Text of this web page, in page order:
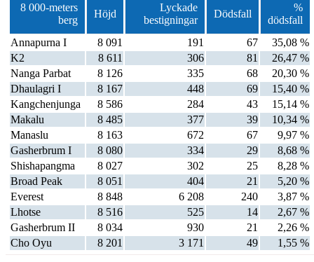
8 000-meters
berg
Höjd
Lyckade
bestigningar
Dödsfall
%
dödsfall
Annapurna I
8 091 191 67
35,08 %
K2
8 611 306 81
26,47 %
Nanga Parbat
8 126 335 68
20,30 %
Dhaulagri I
8 167 448 69
15,40 %
Kangchenjunga
8 586 284 43
15,14 %
Makalu
8 485 377 39
10,34 %
Manaslu
8 163 672 67
9,97 %
Gasherbrum I
8 080 334 29
8,68 %
Shishapangma
8 027 302 25
8,28 %
Broad Peak
8 051 404 21
5,20 %
Everest
8 848 6 208 240
3,87 %
Lhotse
8 516 525 14
2,67 %
Gasherbrum II
8 034 930 21
2,26 %
Cho Oyu
8 201 3 171 49 1,55 %